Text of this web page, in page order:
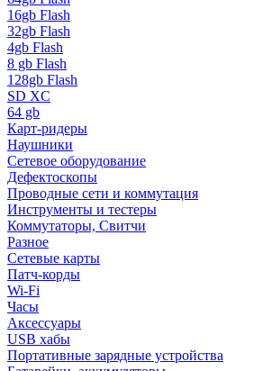
16gb Flash
32gb Flash
4gb Flash
8 gb Flash
128gb Flash
SD XC
64 gb
Карт-ридеры
Наушники
Сетевое оборудование
Дефектоскопы
Проводные сети и коммутация
Инструменты и тестеры
Коммутаторы, Свитчи
Разное
Сетевые карты
Патч-корды
Wi-Fi
Часы
Аксессуары
USB хабы
Портативные зарядные устройства